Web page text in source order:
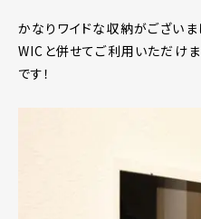
かなりワイドな収納がございま
WICと併せてご利用いただけ
です！